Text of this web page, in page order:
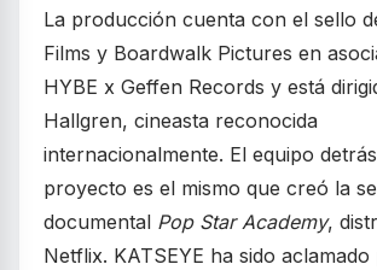
La producción cuenta con el sello
Films y Boardwalk Pictures en
HYBE x Geffen Records y está
Hallgren, cineasta reconocida
internacionalmente. El equipo
proyecto es el mismo que creó la
documental Pop Star Academy,
Netflix. KATSEYE ha sido